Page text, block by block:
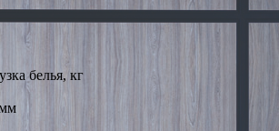
белья, кг